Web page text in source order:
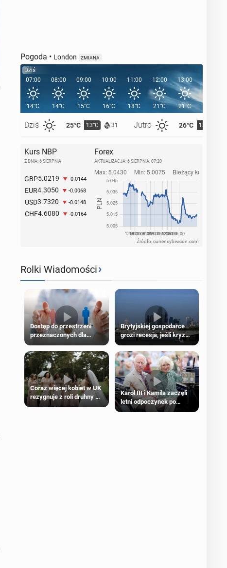
Pogoda • London ZMIANA
Dziś
07:00
14°C
Dziś 25°C 13°C 31 Jutro 26°C 13°C
08:00
14°C
09:00
15°C
10:00
16°C
11:00
18°C
12:00
21°C
13:00
21°C
14:00
Kurs NBP
Z DNIA: 6 SIERPNIA
GBP5.0219 -0.0144
EUR4.3050 -0.0068
USD3.7320 -0.0148
CHF4.6080 -0.0164
Forex
AKTUALIZACJA: 6 SIERPNIA, 07:20
Źródło: currencybeacon.com
Rolki Wiadomości›
Dostęp do przestrzeni
przeznaczonych dla
wyłącznie na płci
biologicznej
Brytyjskiej gospodarce
grozi recesja, jeśli kryzys
na Bliskim Wschodzie się
przedłuży
Coraz więcej kobiet w UK
rezygnuje z roli druhny na
ślubie
Karol III i Kamila zaczęli
letni odpoczynek po
Igrzyskach Wspólnoty w